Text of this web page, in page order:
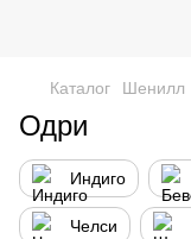
Каталог Шенилл
Одри
Индиго
Челси